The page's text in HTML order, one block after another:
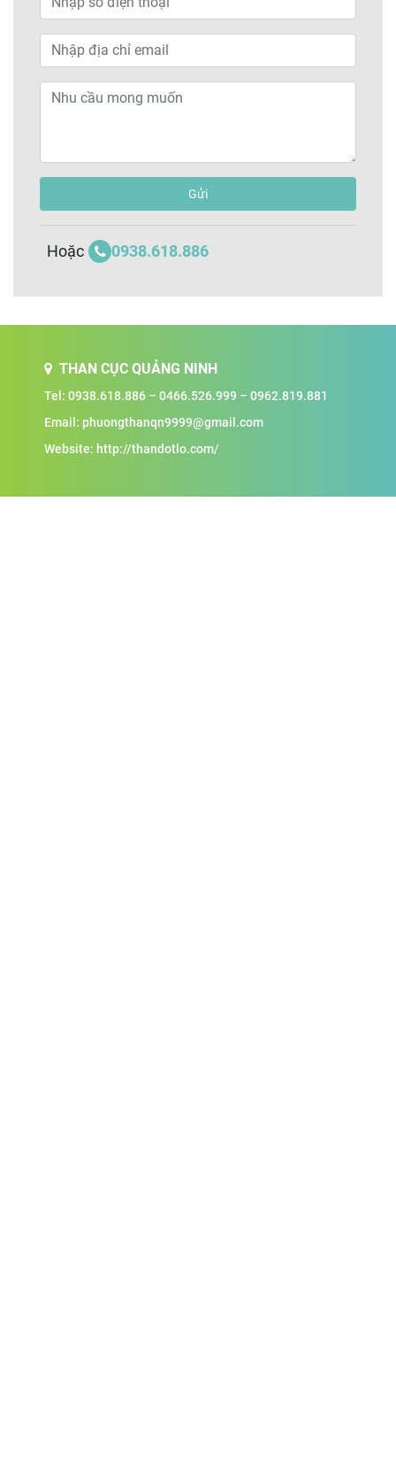
Gửi
Hoặc 0938.618.886
THAN CỤC QUẢNG NINH
Tel: 0938.618.886 – 0466.526.999 – 0962.819.881
Email: phuongthanqn9999@gmail.com
Website: http://thandotlo.com/